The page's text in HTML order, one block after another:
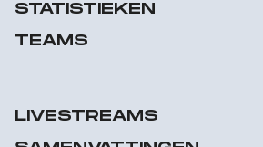
STATISTIEKEN
TEAMS
LIVESTREAMS